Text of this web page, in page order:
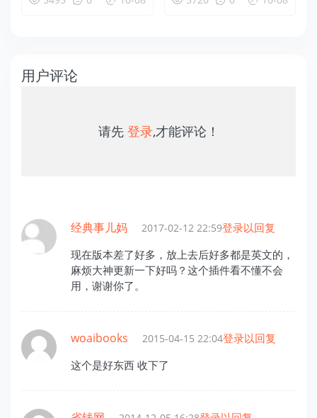
用户评论
请先 登录,才能评论！
经典事儿妈 2017-02-12 22:59登录以回复
现在版本差了好多，放上去后好多都是英文的，
麻烦大神更新一下好吗？这个插件看不懂不会
用，谢谢你了。
woaibooks 2015-04-15 22:04登录以回复
这个是好东西 收下了